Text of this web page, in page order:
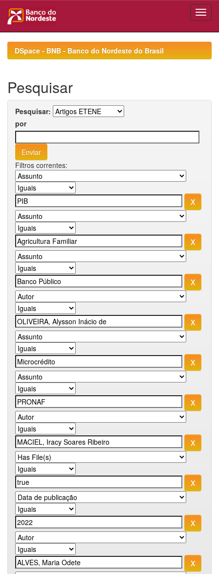
navigationDSpace - BNB - Banco do Nordeste do Brasil
Pesquisar
Pesquisar:
por
Filtros correntes: